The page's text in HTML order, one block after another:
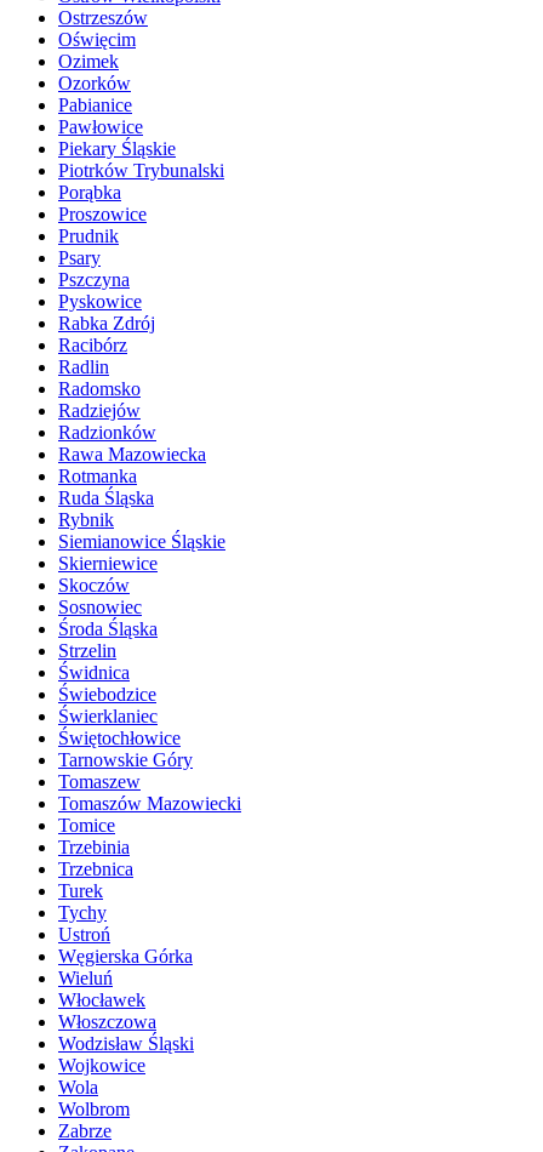
Ostrzeszów
Oświęcim
Ozimek
Ozorków
Pabianice
Pawłowice
Piekary Śląskie
Piotrków Trybunalski
Porąbka
Proszowice
Prudnik
Psary
Pszczyna
Pyskowice
Rabka Zdrój
Racibórz
Radlin
Radomsko
Radziejów
Radzionków
Rawa Mazowiecka
Rotmanka
Ruda Śląska
Rybnik
Siemianowice Śląskie
Skierniewice
Skoczów
Sosnowiec
Środa Śląska
Strzelin
Świdnica
Świebodzice
Świerklaniec
Świętochłowice
Tarnowskie Góry
Tomaszew
Tomaszów Mazowiecki
Tomice
Trzebinia
Trzebnica
Turek
Tychy
Ustroń
Węgierska Górka
Wieluń
Włocławek
Włoszczowa
Wodzisław Śląski
Wojkowice
Wola
Wolbrom
Zabrze